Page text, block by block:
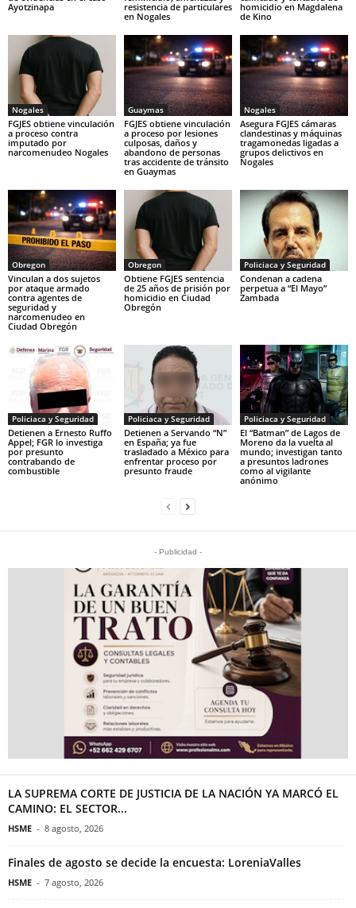
Ayotzinapa
resistencia de particulares
en Nogales
homicidio en Magdalena
de Kino
Nogales
FGJES obtiene vinculación
a proceso contra
imputado por
narcomenudeo Nogales
Guaymas
FGJES obtiene vinculación
a proceso por lesiones
culposas, daños y
abandono de personas
tras accidente de tránsito
en Guaymas
Nogales
Asegura FGJES cámaras
clandestinas y máquinas
tragamonedas ligadas a
grupos delictivos en
Nogales
Obregon
Vinculan a dos sujetos
por ataque armado
contra agentes de
seguridad y
narcomenudeo en
Ciudad Obregón
Obregon
Obtiene FGJES sentencia
de 25 años de prisión por
homicidio en Ciudad
Obregón
Policiaca y Seguridad
Condenan a cadena
perpetua a “El Mayo”
Zambada
Policiaca y Seguridad
Detienen a Ernesto Ruffo
Appel; FGR lo investiga
por presunto
contrabando de
combustible
Policiaca y Seguridad
Detienen a Servando “N”
en España; ya fue
trasladado a México para
enfrentar proceso por
presunto fraude
Policiaca y Seguridad
El “Batman” de Lagos de
Moreno da la vuelta al
mundo; investigan tanto
a presuntos ladrones
como al vigilante
anónimo
- Publicidad -
LA SUPREMA CORTE DE JUSTICIA DE LA NACIÓN YA MARCÓ EL
CAMINO: EL SECTOR...
HSME - 8 agosto, 2026
Finales de agosto se decide la encuesta: LoreniaValles
HSME - 7 agosto, 2026